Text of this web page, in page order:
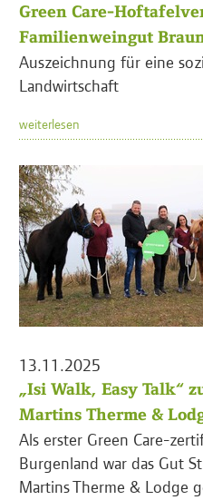
Green Care-
Familienweingut
Auszeichnung für eine
Landwirtschaft
weiterlesen
13.11.2025
„Isi Walk, Easy Talk“
Martins Therme &
Als erster Green Care-
Burgenland war das Gut
Martins Therme & Lodge